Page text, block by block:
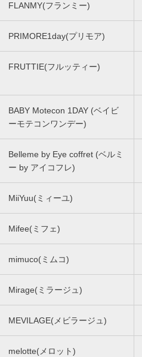
FLANMY(フランミー)
PRIMORE1day(プリモア)
FRUTTIE(フルッティー)
BABY Motecon 1DAY (ベイビ
ーモテコンワンデー)
Belleme by Eye coffret (ベルミ
ー by アイコフレ)
MiiYuu(ミィーユ)
Mifee(ミフェ)
mimuco(ミムコ)
Mirage(ミラージュ)
MEVILAGE(メビラージュ)
melotte(メロット)